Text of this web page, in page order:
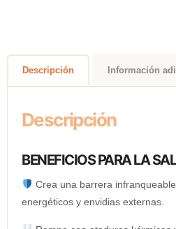
Descripción Información
Descripción
BENEFICIOS PARA LA
Crea una barrera
energéticos y envidias externas.